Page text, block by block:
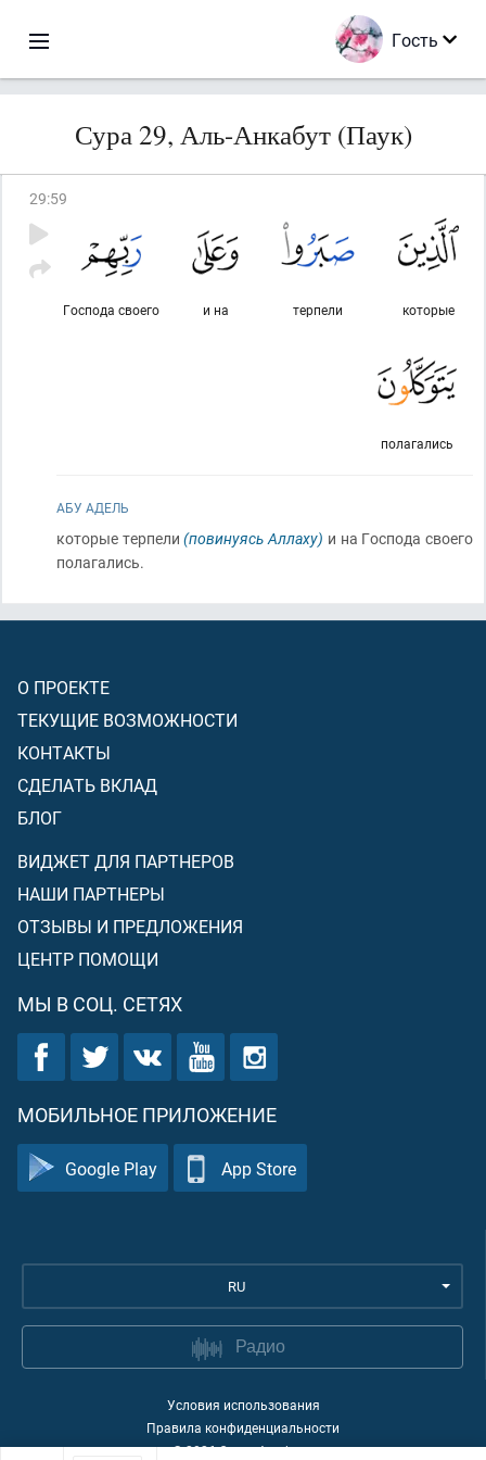
Гость
Сура 29, Аль-Анкабут (Паук)
29:59
которые
терпели
и на
Господа своего
полагались
АБУ АДЕЛЬ
которые терпели(повинуясь Аллаху) и на Господа своего
полагались.
О ПРОЕКТЕ
ТЕКУЩИЕ ВОЗМОЖНОСТИ
КОНТАКТЫ
СДЕЛАТЬ ВКЛАД
БЛОГ
ВИДЖЕТ ДЛЯ ПАРТНЕРОВ
НАШИ ПАРТНЕРЫ
ОТЗЫВЫ И ПРЕДЛОЖЕНИЯ
ЦЕНТР ПОМОЩИ
МЫ В СОЦ. СЕТЯХ
МОБИЛЬНОЕ ПРИЛОЖЕНИЕ
Google Play App Store
RU
Радио
Условия использования
Правила конфиденциальности
©2026Quran Academy